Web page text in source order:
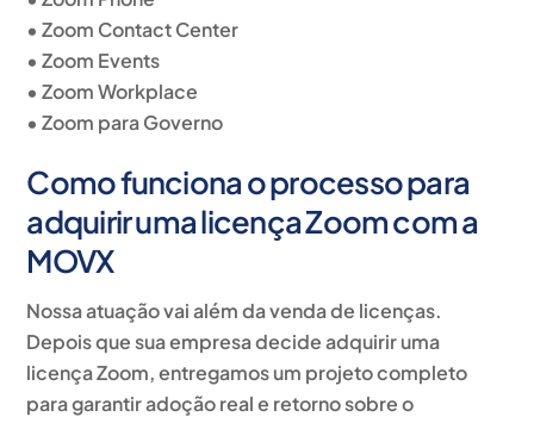
• Zoom Contact Center
• Zoom Events
• Zoom Workplace
• Zoom para Governo
Como funciona o processo para
adquirir uma licença Zoom com a
MOVX
Nossa atuação vai além da venda de licenças.
Depois que sua empresa decide adquirir uma
licença Zoom, entregamos um projeto completo
para garantir adoção real e retorno sobre o